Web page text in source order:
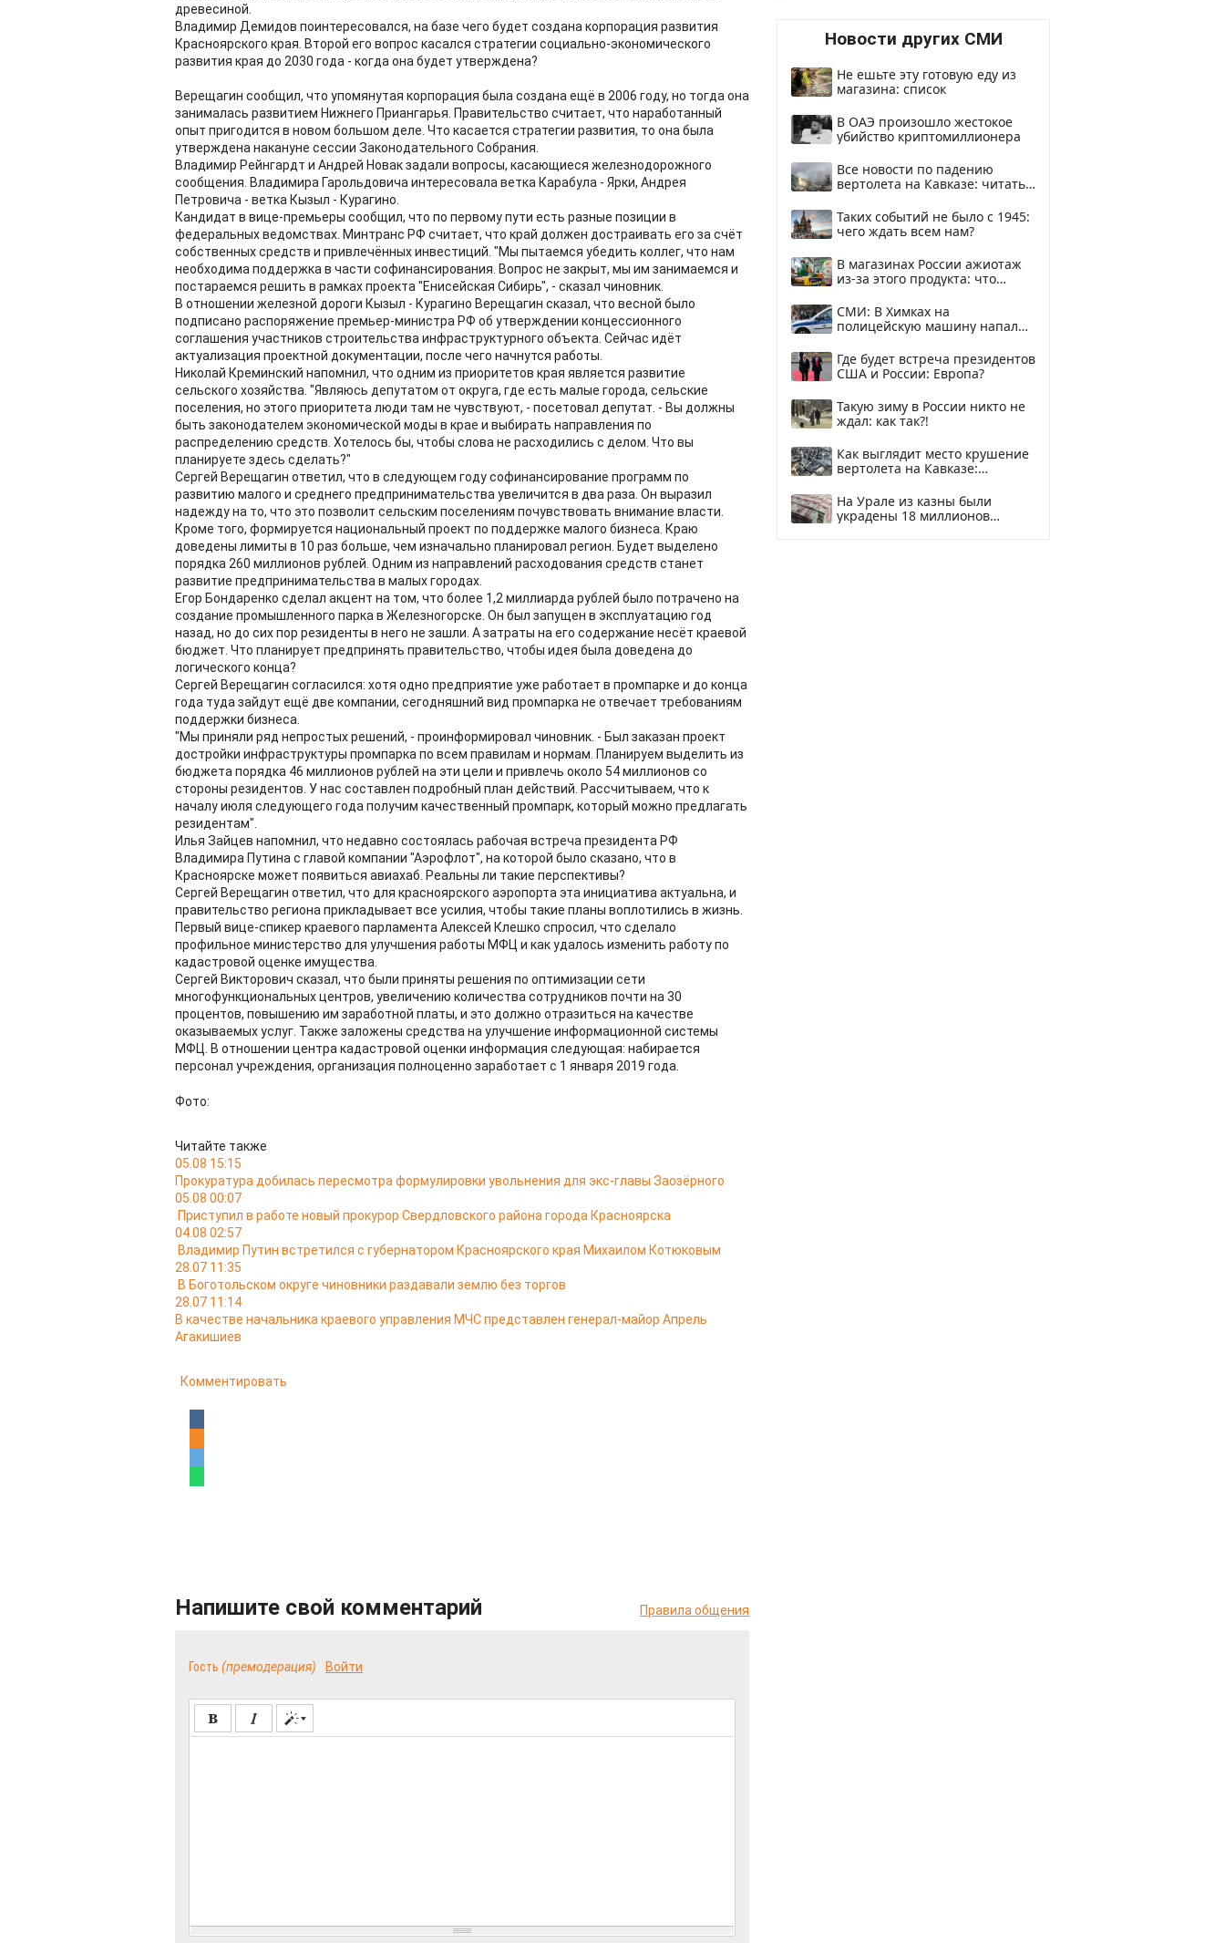
древесиной.
Владимир Демидов поинтересовался, на базе чего будет создана корпорация развития
Красноярского края. Второй его вопрос касался стратегии социально-экономического
развития края до 2030 года - когда она будет утверждена?
Верещагин сообщил, что упомянутая корпорация была создана ещё в 2006 году, но тогда она
занималась развитием Нижнего Приангарья. Правительство считает, что наработанный
опыт пригодится в новом большом деле. Что касается стратегии развития, то она была
утверждена накануне сессии Законодательного Собрания.
Владимир Рейнгардт и Андрей Новак задали вопросы, касающиеся железнодорожного
сообщения. Владимира Гарольдовича интересовала ветка Карабула - Ярки, Андрея
Петровича - ветка Кызыл - Курагино.
Кандидат в вице-премьеры сообщил, что по первому пути есть разные позиции в
федеральных ведомствах. Минтранс РФ считает, что край должен достраивать его за счёт
собственных средств и привлечённых инвестиций. "Мы пытаемся убедить коллег, что нам
необходима поддержка в части софинансирования. Вопрос не закрыт, мы им занимаемся и
постараемся решить в рамках проекта "Енисейская Сибирь", - сказал чиновник.
В отношении железной дороги Кызыл - Курагино Верещагин сказал, что весной было
подписано распоряжение премьер-министра РФ об утверждении концессионного
соглашения участников строительства инфраструктурного объекта. Сейчас идёт
актуализация проектной документации, после чего начнутся работы.
Николай Креминский напомнил, что одним из приоритетов края является развитие
сельского хозяйства. "Являюсь депутатом от округа, где есть малые города, сельские
поселения, но этого приоритета люди там не чувствуют, - посетовал депутат. - Вы должны
быть законодателем экономической моды в крае и выбирать направления по
распределению средств. Хотелось бы, чтобы слова не расходились с делом. Что вы
планируете здесь сделать?"
Сергей Верещагин ответил, что в следующем году софинансирование программ по
развитию малого и среднего предпринимательства увеличится в два раза. Он выразил
надежду на то, что это позволит сельским поселениям почувствовать внимание власти.
Кроме того, формируется национальный проект по поддержке малого бизнеса. Краю
доведены лимиты в 10 раз больше, чем изначально планировал регион. Будет выделено
порядка 260 миллионов рублей. Одним из направлений расходования средств станет
развитие предпринимательства в малых городах.
Егор Бондаренко сделал акцент на том, что более 1,2 миллиарда рублей было потрачено на
создание промышленного парка в Железногорске. Он был запущен в эксплуатацию год
назад, но до сих пор резиденты в него не зашли. А затраты на его содержание несёт краевой
бюджет. Что планирует предпринять правительство, чтобы идея была доведена до
логического конца?
Сергей Верещагин согласился: хотя одно предприятие уже работает в промпарке и до конца
года туда зайдут ещё две компании, сегодняшний вид промпарка не отвечает требованиям
поддержки бизнеса.
"Мы приняли ряд непростых решений, - проинформировал чиновник. - Был заказан проект
достройки инфраструктуры промпарка по всем правилам и нормам. Планируем выделить из
бюджета порядка 46 миллионов рублей на эти цели и привлечь около 54 миллионов со
стороны резидентов. У нас составлен подробный план действий. Рассчитываем, что к
началу июля следующего года получим качественный промпарк, который можно предлагать
резидентам".
Илья Зайцев напомнил, что недавно состоялась рабочая встреча президента РФ
Владимира Путина с главой компании "Аэрофлот", на которой было сказано, что в
Красноярске может появиться авиахаб. Реальны ли такие перспективы?
Сергей Верещагин ответил, что для красноярского аэропорта эта инициатива актуальна, и
правительство региона прикладывает все усилия, чтобы такие планы воплотились в жизнь.
Первый вице-спикер краевого парламента Алексей Клешко спросил, что сделало
профильное министерство для улучшения работы МФЦ и как удалось изменить работу по
кадастровой оценке имущества.
Сергей Викторович сказал, что были приняты решения по оптимизации сети
многофункциональных центров, увеличению количества сотрудников почти на 30
процентов, повышению им заработной платы, и это должно отразиться на качестве
оказываемых услуг. Также заложены средства на улучшение информационной системы
МФЦ. В отношении центра кадастровой оценки информация следующая: набирается
персонал учреждения, организация полноценно заработает с 1 января 2019 года.
Фото:
Читайте также
05.08 15:15
Прокуратура добилась пересмотра формулировки увольнения для экс-главы Заозёрного
05.08 00:07
Приступил в работе новый прокурор Свердловского района города Красноярска
04.08 02:57
Владимир Путин встретился с губернатором Красноярского края Михаилом Котюковым
28.07 11:35
В Боготольском округе чиновники раздавали землю без торгов
28.07 11:14
В качестве начальника краевого управления МЧС представлен генерал-майор Апрель
Агакишиев
Комментировать
Напишите свой комментарий Правила общения
Гость (премодерация) Войти
Новости других СМИ
Не ешьте эту готовую еду из
магазина: список
В ОАЭ произошло жестокое
убийство криптомиллионера
Все новости по падению
вертолета на Кавказе: читать
Таких событий не было с 1945:
чего ждать всем нам?
В магазинах России ажиотаж
из-за этого продукта: что
СМИ: В Химках на
полицейскую машину напали
Где будет встреча президентов
США и России: Европа?
Такую зиму в России никто не
ждал: как так?!
Как выглядит место крушение
вертолета на Кавказе:
На Урале из казны были
украдены 18 миллионов